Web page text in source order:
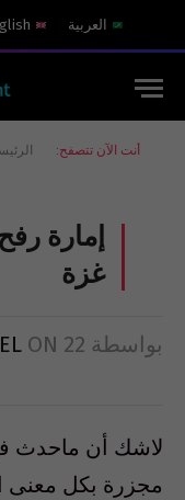
العربية
أنت الآن تتصفح:
إمارة
غزة
بواسطة ON 22 أغسطس 2009
لاشك أن ماحدث
مجزرة بكل معنى